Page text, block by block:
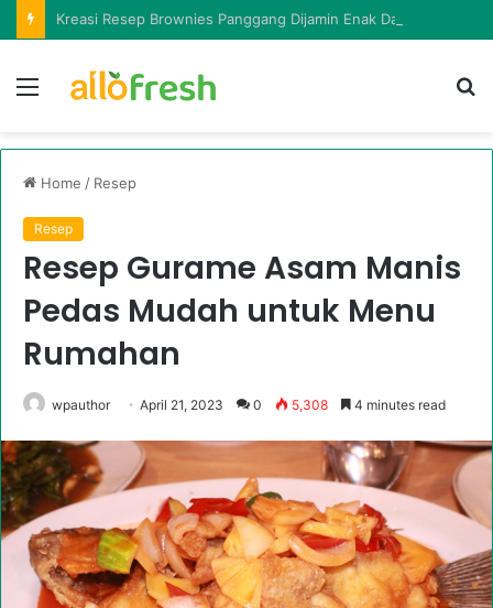
Menu
Home / Resep
Resep
Resep Gurame Asam Manis
Pedas Mudah untuk Menu
Rumahan
wpauthor April 21, 2023 0 5,308 4 minutes read